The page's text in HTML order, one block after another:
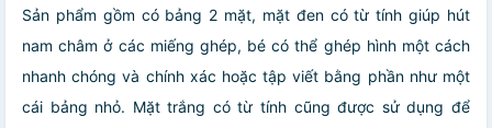
Sản phẩm gồm có bảng 2 mặt, mặt đen có từ tính giúp hút
nam châm ở các miếng ghép, bé có thể ghép hình một cách
nhanh chóng và chính xác hoặc tập viết bằng phần như một
cái bảng nhỏ. Mặt trắng có từ tính cũng được sử dụng để